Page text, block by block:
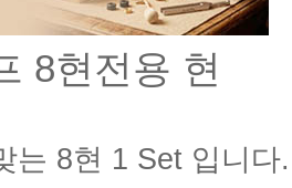
8현전용 현
는 8현 1 Set 입니다.